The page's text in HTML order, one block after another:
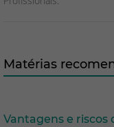
Matérias
Vantagens e riscos